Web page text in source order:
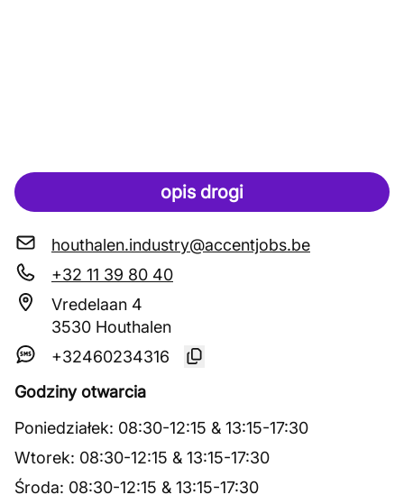
opis drogi
houthalen.industry@accentjobs.be
+32 11 39 80 40
Vredelaan 4
3530 Houthalen
+32460234316
Godziny otwarcia
Poniedziałek: 08:30-12:15 & 13:15-17:30
Wtorek: 08:30-12:15 & 13:15-17:30
Środa: 08:30-12:15 & 13:15-17:30